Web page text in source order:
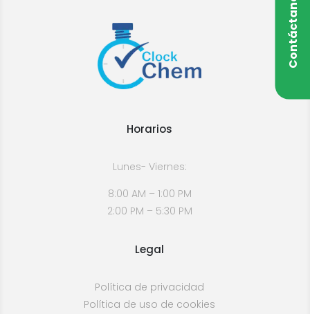
Contáctanos
Horarios
Lunes- Viernes:
8:00 AM – 1:00 PM
2:00 PM – 5:30 PM
Legal
Política de privacidad
Política de uso de cookies